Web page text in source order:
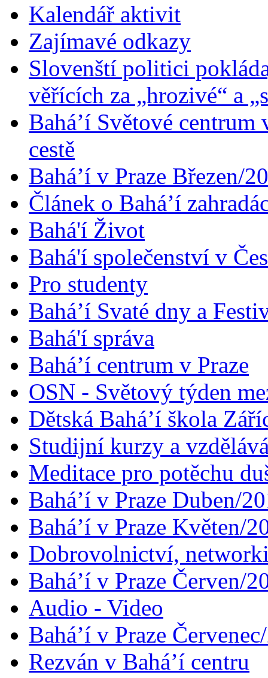
Kalendář aktivit
Zajímavé odkazy
Slovenští politici
věřících za „hrozivé“ a
Bahá’í Světové
cestě
Bahá’í v Praze Březen/
Článek o Bahá’í
Bahá'í Život
Bahá'í společenství v
Pro studenty
Bahá’í Svaté dny a
Bahá'í správa
Bahá’í centrum v Praze
OSN - Světový týden
Dětská Bahá’í škola
Studijní kurzy a
Meditace pro potěchu
Bahá’í v Praze Duben/
Bahá’í v Praze Květen/
Dobrovolnictví,
Bahá’í v Praze Červen/
Audio - Video
Bahá’í v Praze
Rezván v Bahá’í centru